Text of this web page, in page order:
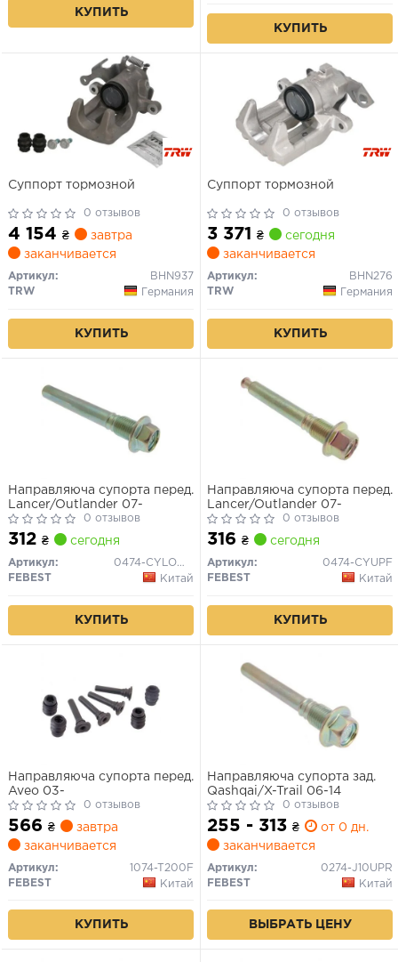
КУПИТЬ
КУПИТЬ
Суппорт тормозной
0 отзывов
4 154 ₴
завтра
заканчивается
Артикул:
BHN937
TRW
Германия
КУПИТЬ
Суппорт тормозной
0 отзывов
3 371 ₴
сегодня
заканчивается
Артикул:
BHN276
TRW
Германия
КУПИТЬ
Направляюча супорта перед.
Lancer/Outlander 07-
0 отзывов
312 ₴ сегодня
Артикул:
0474-CYLOWF
FEBEST
Китай
КУПИТЬ
Направляюча супорта перед.
Lancer/Outlander 07-
0 отзывов
316 ₴ сегодня
Артикул:
0474-CYUPF
FEBEST
Китай
КУПИТЬ
Направляюча супорта перед.
Aveo 03-
0 отзывов
566 ₴
завтра
заканчивается
Артикул:
1074-T200F
FEBEST
Китай
КУПИТЬ
Направляюча супорта зад.
Qashqai/X-Trail 06-14
0 отзывов
255 - 313 ₴
от 0 дн.
заканчивается
Артикул:
0274-J10UPR
FEBEST
Китай
ВЫБРАТЬ ЦЕНУ